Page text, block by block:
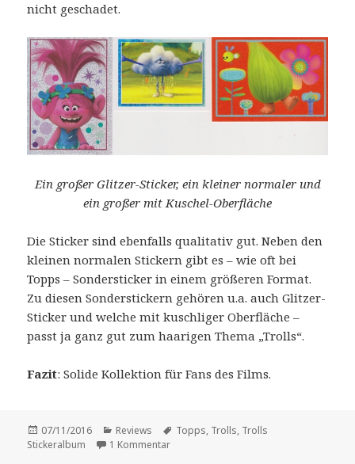
nicht geschadet.
Ein großer Glitzer-Sticker, ein kleiner normaler und
ein großer mit Kuschel-Oberfläche
Die Sticker sind ebenfalls qualitativ gut. Neben den
kleinen normalen Stickern gibt es – wie oft bei
Topps – Sondersticker in einem größeren Format.
Zu diesen Sonderstickern gehören u.a. auch Glitzer-
Sticker und welche mit kuschliger Oberfläche –
passt ja ganz gut zum haarigen Thema „Trolls“.
Fazit: Solide Kollektion für Fans des Films.
Veröffentlicht
am
07/11/2016 Kategorien
Reviews Schlagwörter
Topps, Trolls, Trolls
Stickeralbum
1 Kommentarzu Vorstellung: „Trolls Stickeralbum“.